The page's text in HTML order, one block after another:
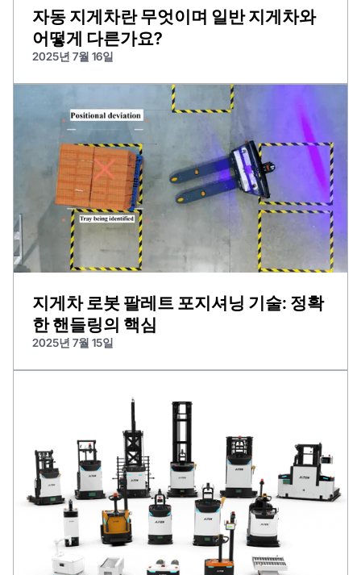
자동 지게차란 무엇이며 일반 지게차와
어떻게 다른가요?
2025년 7월 16일
지게차 로봇 팔레트 포지셔닝 기술: 정확
한 핸들링의 핵심
2025년 7월 15일